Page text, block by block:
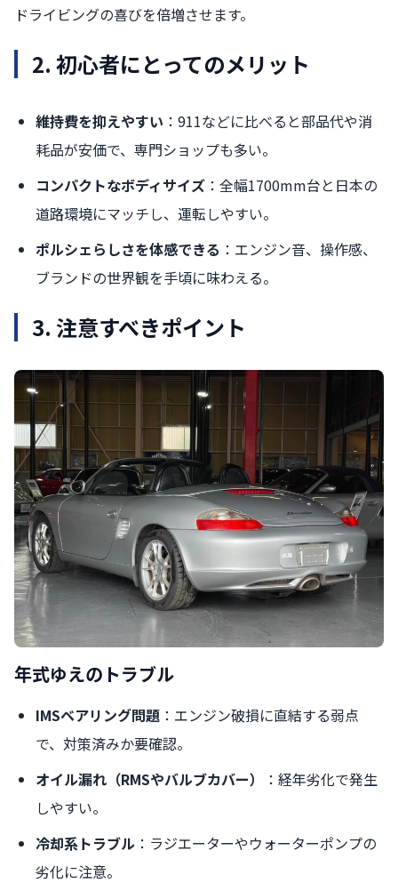
ドライビングの喜びを倍増させます。
2. 初心者にとってのメリット
維持費を抑えやすい ：911などに比べると部品代や消
耗品が安価で、専門ショップも多い。
コンパクトなボディサイズ ：全幅1700mm台と日本の
道路環境にマッチし、運転しやすい。
ポルシェらしさを体感できる ：エンジン音、操作感、
ブランドの世界観を手頃に味わえる。
3. 注意すべきポイント
年式ゆえのトラブル
IMSベアリング問題 ：エンジン破損に直結する弱点
で、対策済みか要確認。
オイル漏れ（RMSやバルブカバー）
：経年劣化で発生
しやすい。
冷却系トラブル ：ラジエーターやウォーターポンプの
劣化に注意。